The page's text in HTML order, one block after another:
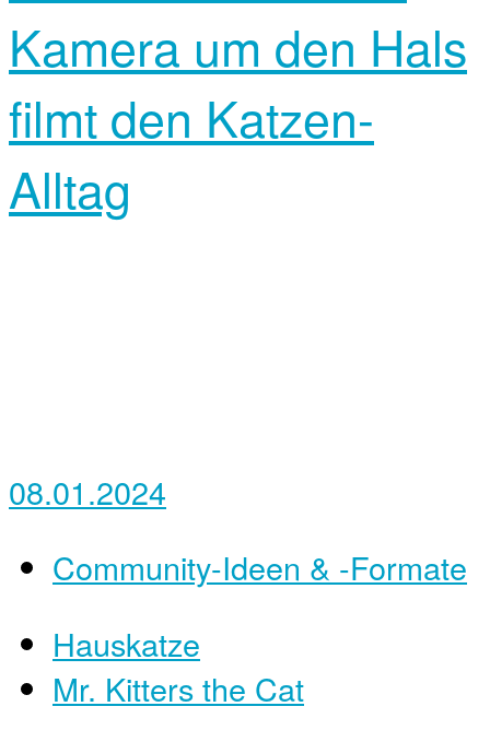
Kamera um den Hals
filmt den Katzen-
Alltag
08.01.2024
Community-Ideen & -Formate
Hauskatze
Mr. Kitters the Cat